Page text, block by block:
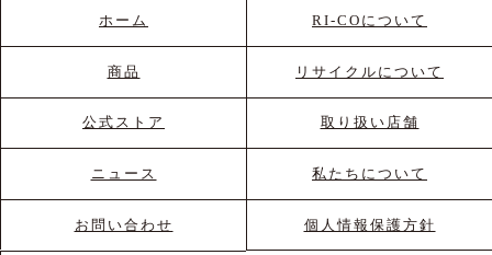
ホーム RI-COについて
商品 リサイクルについて
公式ストア 取り扱い店舗
ニュース 私たちについて
お問い合わせ 個人情報保護方針